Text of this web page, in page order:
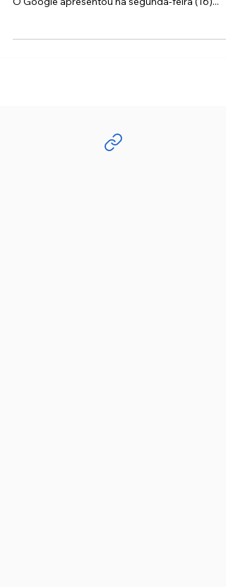
Ferramenta permite que o usuário crie imagens
O Google apresentou na segunda-feira (16)...